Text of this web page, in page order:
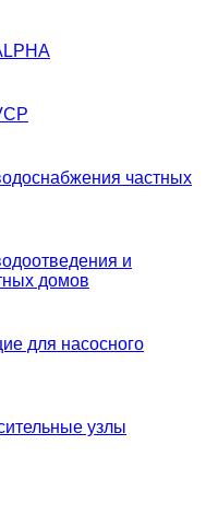
частных
и
домов
для насосного
узлы